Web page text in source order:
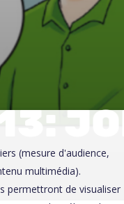
(mesure d'audience,
multimédia).
permettront de visualiser